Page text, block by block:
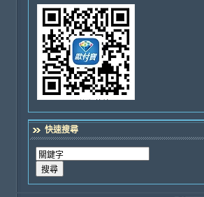
快速搜尋